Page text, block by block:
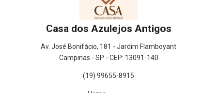
Casa dos Azulejos Antigos
Av. José Bonifácio, 181 - Jardim Flamboyant
Campinas - SP - CEP: 13091-140
(19) 99655-8915